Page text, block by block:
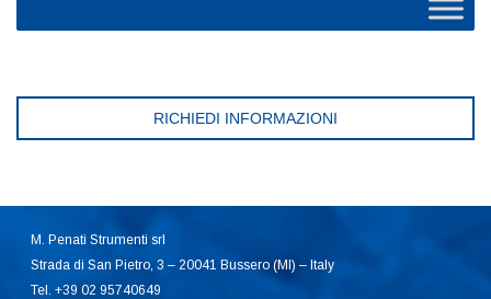
RICHIEDI INFORMAZIONI
M. Penati Strumenti srl
Strada di San Pietro, 3 – 20041 Bussero (MI) – Italy
Tel. +39 02 95740649